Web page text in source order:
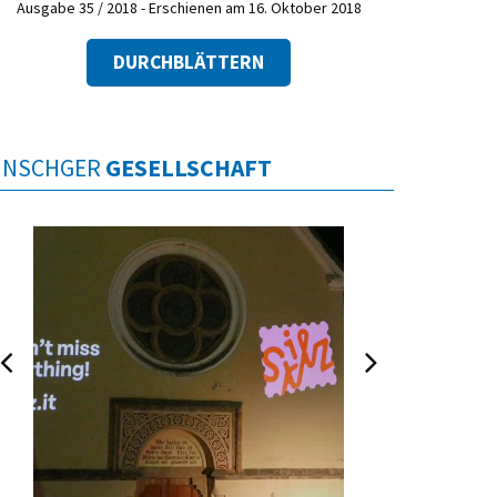
Ausgabe 35 / 2018 - Erschienen am 16. Oktober 2018
DURCHBLÄTTERN
GESELLSCHAFT